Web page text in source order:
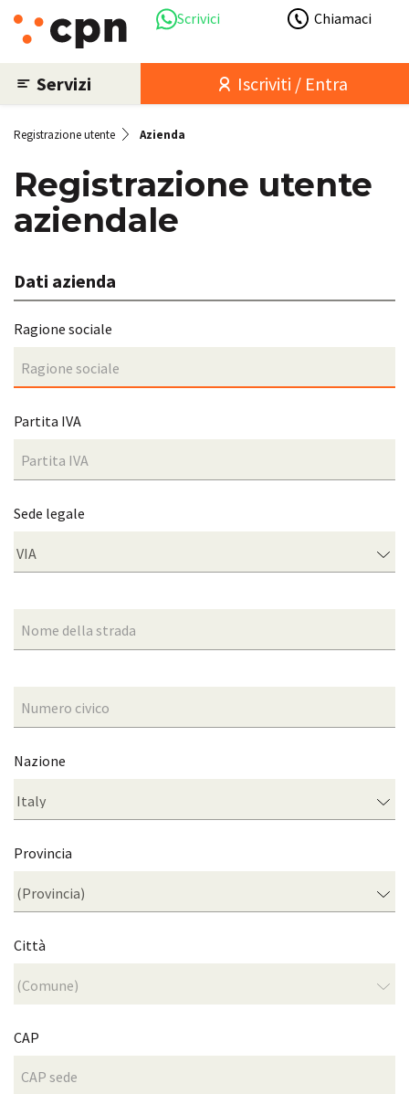
Scrivici Chiamaci
Servizi Iscriviti / Entra
Registrazione utente Azienda
Registrazione utente
aziendale
Dati azienda
Ragione sociale
Partita IVA
Sede legale
Nazione
Provincia
Città
CAP